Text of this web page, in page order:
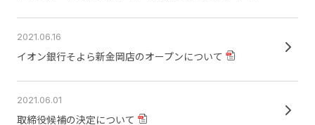
2021.06.16
イオン銀行そよら新金岡店のオープンについて
2021.06.01
取締役候補の決定について